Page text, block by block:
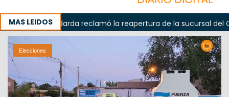
MAS LEIDOSOdarda reclamó la reapertura de la sucursal del
Elecciones